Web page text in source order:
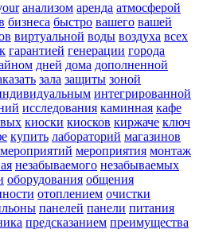
анализом аренда атмосферой
бизнеса быстро вашего вашей
виртуальной воды воздуха всех
гарантией генерации города
дней дома дополненной
зала защиты зоной
интегрированной
исследования каминная кафе
киоски киосков киржаче ключ
купить лабораторий магазинов
мероприятий мероприятия монтаж
незабываемого незабываемых
оборудования общения
отоплением очистки
панелей панели питания
предсказанием преимущества